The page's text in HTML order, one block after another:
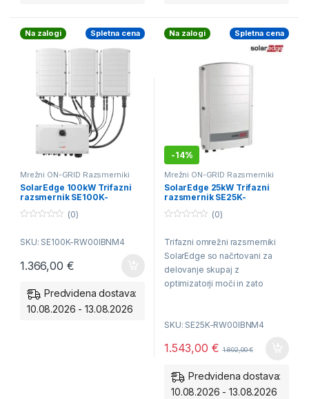
Garancija 12 let
Na zalogi Spletna cena
Mrežni ON-GRID Razsmerniki
SolarEdge 100kW Trifazni
razsmernik SE100K-
RW00IBNM4
u
f
(0)
SKU: SE100K-RW00IBNM4
1.366,00 €
Predvidena dostava:
10.08.2026 - 13.08.2026
Na zalogi
-14%
Spletna cena
Mrežni ON-GRID Razsmerniki
SolarEdge 25kW Trifazni
razsmernik SE25K-
RW00IBNM4
u
o
f
5
(0)
Trifazni omrežni razsmerniki
SolarEdge so načrtovani za
delovanje skupaj z
optimizatorji moči in zato
optimizatorji SE
SKU: SE25K-RW00IBNM4
1.543,00 € 1.802,00€
Predvidena dostava:
10.08.2026 - 13.08.2026